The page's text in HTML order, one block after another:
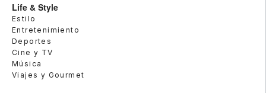
Life & Style
Estilo
Entretenimiento
Deportes
Cine y TV
Música
Viajes y Gourmet